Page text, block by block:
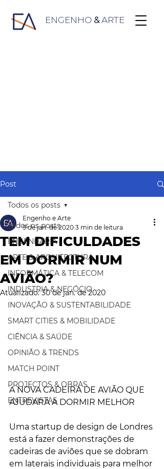
ENGENHO &ARTE
Post
Todos os posts
ENGENHARIA
ARTE & ARQUITECTURA
INFORMÁTICA & TELECOM
INDUSTRIA & NEGÓCIO
INOVAÇÃO & SUSTENTABILIDADE
SMART CITIES & MOBILIDADE
CIÊNCIA & SAÚDE
OPINIÃO & TRENDS
MATCH POINT
PROJECTOS & OBRAS
ENTREVISTAS
Todos os posts
TEM DIFICULDADES
EM DORMIR NUM
AVIÃO?
Engenho e Arte
9 de jan. de 2020 3 min de leitura
Atualizado:30 de jan. de 2020
A NOVA CADEIRA DE AVIÃO QUE
AJUDARÁ A DORMIR MELHOR
Uma startup de design de Londres
está a fazer demonstrações de
cadeiras de aviões que se dobram
em laterais individuais para melhor